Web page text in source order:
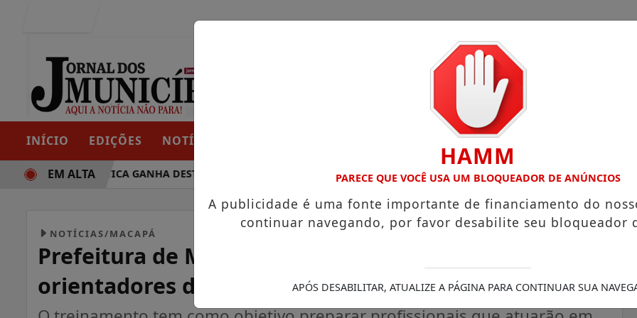
INÍCIO EDIÇÕES NOTÍCIAS
POLÍTICA GANHA DESTAQUE EM PORTO GRANDE COM ATUAÇÃO VOLTADA AO MUNICÍPIO RECEITA FEDERAL
EM ALTA
NOTÍCIAS/MACAPÁ
Prefeitura de Macapá realiza capacitação de novos
orientadores de trânsito
HAMM
PARECE QUE VOCÊ USA UM BLOQUEADOR DE ANÚNCIOS
A publicidade é uma fonte importante de financiamento do
continuar navegando, por favor desabilite seu bloqueador
APÓS DESABILITAR, ATUALIZE A PÁGINA PARA CONTINUAR SUA